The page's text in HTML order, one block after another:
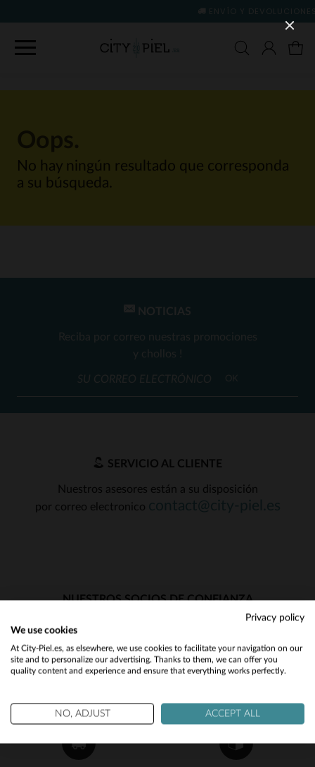
ENVÍO Y DEVOLUCIONES GRATIS (ver
No hay ningún resultado que corresponda
a su búsqueda.
NOTICIAS
Reciba por correo nuestras promociones
y chollos !
OK
SERVICIO AL CLIENTE
Nuestros asesores están a su disposición
por correo electronico
NUESTROS SOCIOS DE CONFIANZA
Would you like to be redirected to our English site?
No
Yes
Privacy policy
We use cookies
At City-Piel.es, as elsewhere, we use cookies to facilitate your navigation on our
site and to personalize our advertising. Thanks to them, we can offer you
quality content and experience and ensure that everything works perfectly.
NO, ADJUST ACCEPT ALL